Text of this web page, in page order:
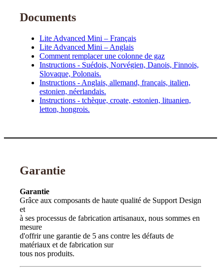
Documents
Lite Advanced Mini – Français
Lite Advanced Mini – Anglais
Comment remplacer une colonne de gaz
Instructions - Suédois, Norvégien, Danois, Finnois,
Slovaque, Polonais.
Instructions - Anglais, allemand, français, italien,
estonien, néerlandais.
Instructions - tchèque, croate, estonien, lituanien,
letton, hongrois.
Garantie
Garantie
Grâce aux composants de haute qualité de Support Design
et
à ses processus de fabrication artisanaux, nous sommes en
mesure
d'offrir une garantie de 5 ans contre les défauts de
matériaux et de fabrication sur
tous nos produits.